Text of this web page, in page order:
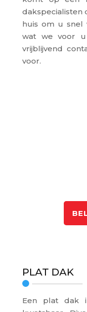
dakspecialisten
huis om u snel
wat we voor u
vrijblijvend
voor.
PLAT DAK
Een plat dak